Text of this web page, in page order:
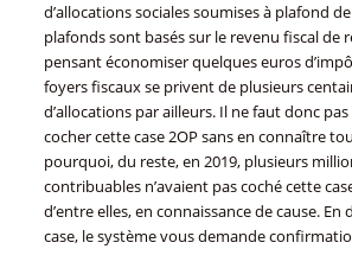
d’allocations sociales soumises à plafond
plafonds sont basés sur le revenu fiscal de
pensant économiser quelques euros
foyers fiscaux se privent de plusieurs
d’allocations par ailleurs. Il ne faut donc pas
cocher cette case 2OP sans en connaître
pourquoi, du reste, en 2019, plusieurs
contribuables n’avaient pas coché cette
d’entre elles, en connaissance de cause.
case, le système vous demande